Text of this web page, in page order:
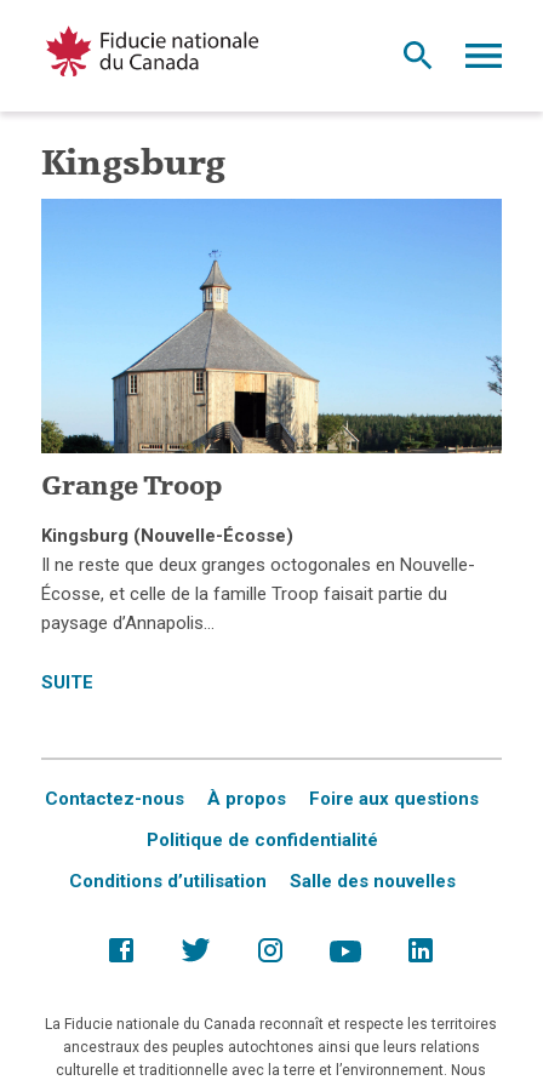
Kingsburg
Grange Troop
Kingsburg (Nouvelle-Écosse)
Il ne reste que deux granges octogonales en Nouvelle-
Écosse, et celle de la famille Troop faisait partie du
paysage d’Annapolis…
SUITE
Contactez-nous À propos
Foire aux questions
Politique de confidentialité
Conditions d’utilisation
Salle des nouvelles
La Fiducie nationale du Canada reconnaît et respecte les territoires
ancestraux des peuples autochtones ainsi que leurs relations
culturelle et traditionnelle avec la terre et l’environnement. Nous